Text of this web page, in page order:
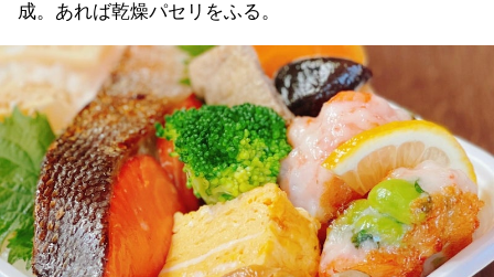
成。あれば乾燥パセリをふる。